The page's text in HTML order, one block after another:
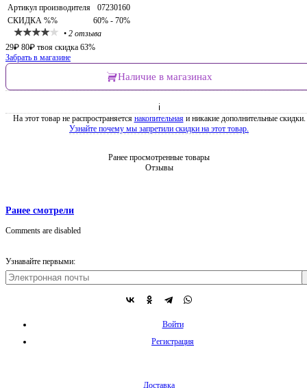
Артикул производителя
07230160
СКИДКА %%
60% - 70%
• 2 отзыва
29₽ 80₽ твоя скидка 63%
Забрать в магазине
Наличие в магазинах
ℹ
На этот товар не распространяется накопительнаяи никакие дополнительные скидки.
Узнайте почему мы запретили скидки на этот товар.
Ранее просмотренные товары
Отзывы
Ранее смотрели
Comments are disabled
Узнавайте первыми:
Войти
Регистрация
Доставка